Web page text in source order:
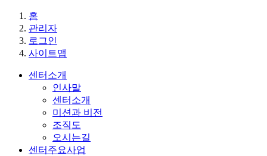
홈
관리자
로그인
사이트맵
센터소개
인사말
센터소개
미션과 비전
조직도
오시는길
센터주요사업